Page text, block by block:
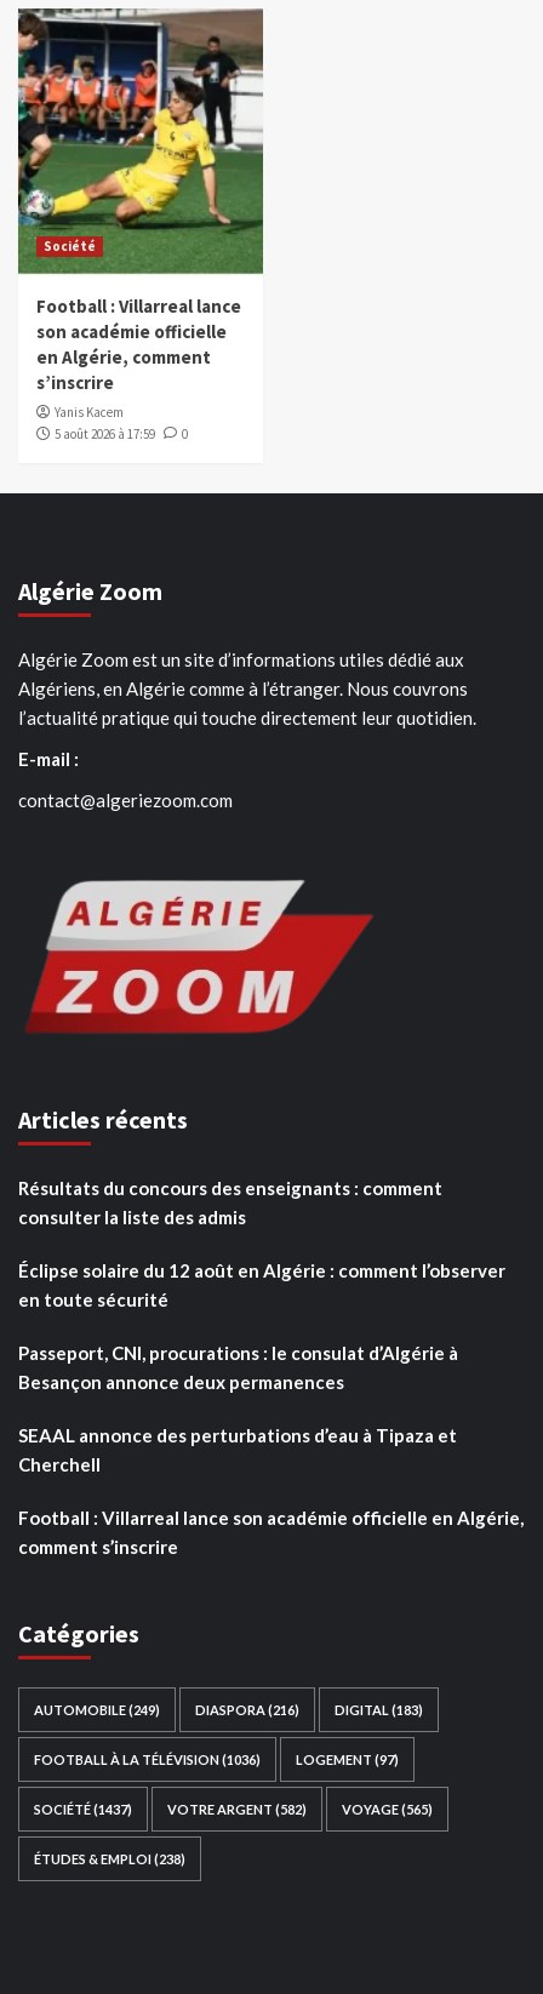
Société
Football : Villarreal lance
son académie officielle
en Algérie, comment
s’inscrire
Yanis Kacem
5 août 2026 à 17:59
0
Algérie Zoom
Algérie Zoom est un site d’informations utiles dédié aux
Algériens, en Algérie comme à l’étranger. Nous couvrons
l’actualité pratique qui touche directement leur quotidien.
E-mail :
contact@algeriezoom.com
Articles récents
Résultats du concours des enseignants : comment
consulter la liste des admis
Éclipse solaire du 12 août en Algérie : comment l’observer
en toute sécurité
Passeport, CNI, procurations : le consulat d’Algérie à
Besançon annonce deux permanences
SEAAL annonce des perturbations d’eau à Tipaza et
Cherchell
Football : Villarreal lance son académie officielle en Algérie,
comment s’inscrire
Catégories
AUTOMOBILE(249) DIASPORA (216) DIGITAL (183)
FOOTBALL À LA TÉLÉVISION(1036) LOGEMENT (97)
SOCIÉTÉ(1437) VOTRE ARGENT (582) VOYAGE(565)
ÉTUDES & EMPLOI(238)